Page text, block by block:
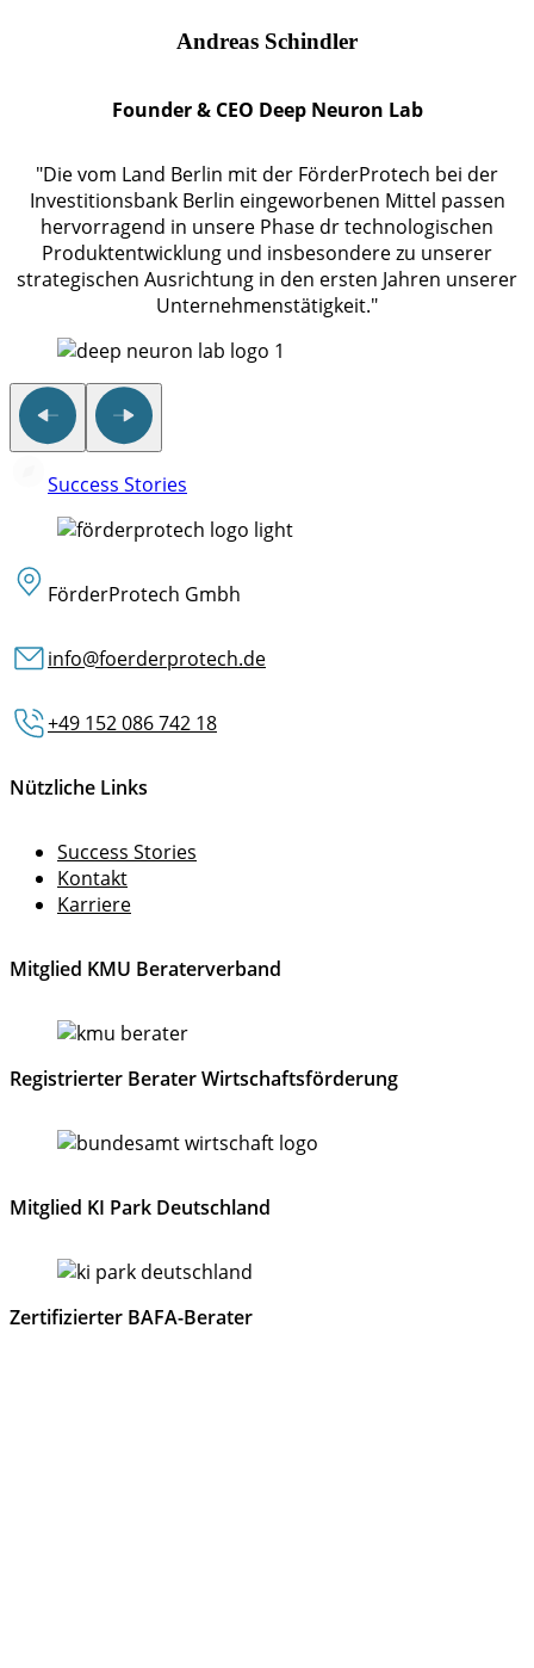
Andreas Schindler
Founder & CEO Deep Neuron Lab
"Die vom Land Berlin mit der FörderProtech bei der
Investitionsbank Berlin eingeworbenen Mittel passen
hervorragend in unsere Phase dr technologischen
Produktentwicklung und insbesondere zu unserer
strategischen Ausrichtung in den ersten Jahren unserer
Unternehmenstätigkeit."
Success Stories
FörderProtech Gmbh
info@foerderprotech.de
+49 152 086 742 18
Nützliche Links
Success Stories
Kontakt
Karriere
Mitglied KMU Beraterverband
Registrierter Berater Wirtschaftsförderung
Mitglied KI Park Deutschland
Zertifizierter BAFA-Berater